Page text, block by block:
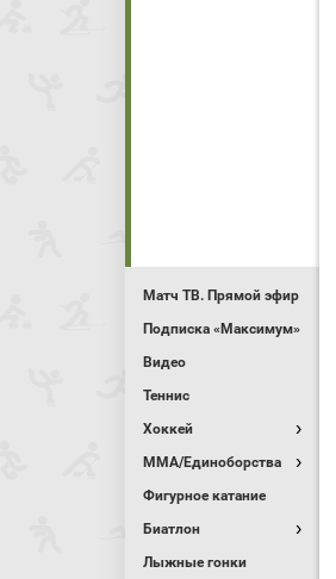
Матч ТВ. Прямой эфир
Подписка «Максимум»
Видео
Теннис
Хоккей
MMA/Единоборства
Фигурное катание
Биатлон
Лыжные гонки